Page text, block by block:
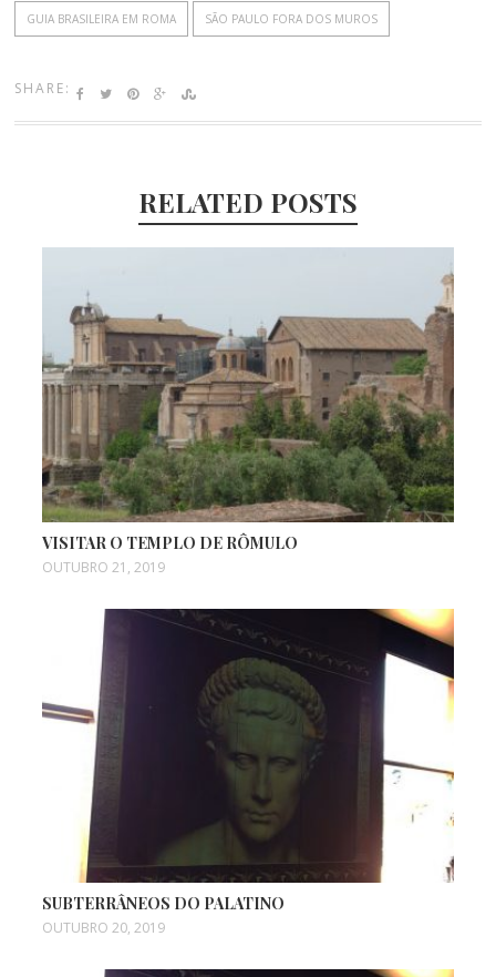
GUIA BRASILEIRA EM ROMA SÃO PAULO FORA DOS MUROS
SHARE:
RELATED POSTS
VISITAR O TEMPLO DE RÔMULO
OUTUBRO 21, 2019
SUBTERRÂNEOS DO PALATINO
OUTUBRO 20, 2019